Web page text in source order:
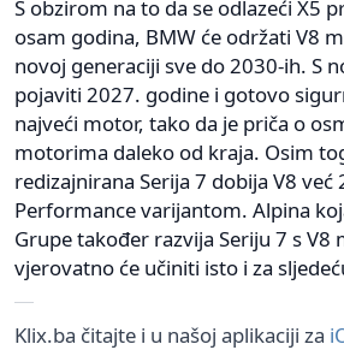
S obzirom na to da se odlazeći X5
osam godina, BMW će održati V8
novoj generaciji sve do 2030-ih. S
pojaviti 2027. godine i gotovo
najveći motor, tako da je priča o
motorima daleko od kraja. Osim
redizajnirana Serija 7 dobija V8 već
Performance varijantom. Alpina
Grupe također razvija Seriju 7 s V8
vjerovatno će učiniti isto i za
Klix.ba čitajte i u našoj aplikaciji za